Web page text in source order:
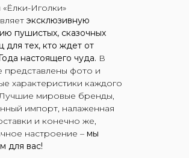
«Ёлки-Иголки»
эксклюзивную
пушистых, сказочных
для тех, кто ждет от
настоящего чуда. В
представлены фото и
характеристики каждого
мировые бренды,
импорт, налаженная
и конечно же,
настроение – мы
для вас!